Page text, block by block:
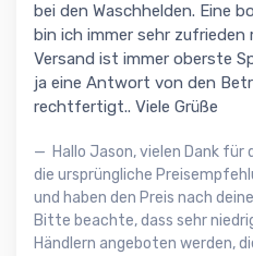
bei den Waschhelden. Eine
bin ich immer sehr zufrieden
Versand ist immer oberste
ja eine Antwort von den
rechtfertigt.. Viele Grüße
Hallo Jason, vielen Dank für
die ursprüngliche
und haben den Preis nach
Bitte beachte, dass sehr
Händlern angeboten werden,